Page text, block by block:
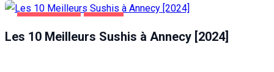
Les 10 Meilleurs Sushis à Annecy [2024]